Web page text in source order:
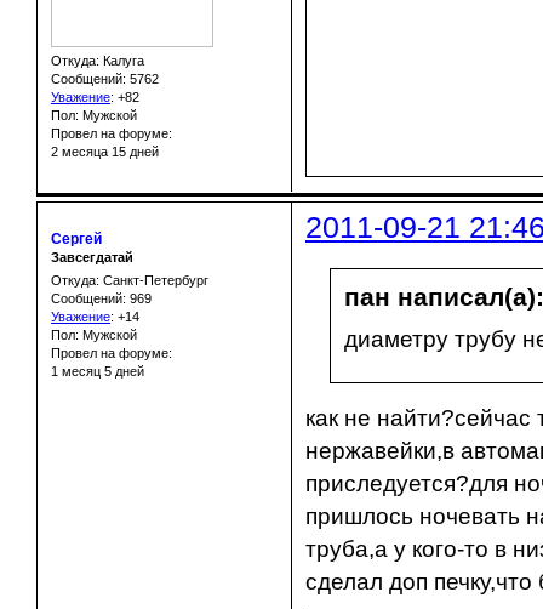
Откуда: Калуга
Сообщений: 5762
Уважение: +82
Пол: Мужской
Провел на форуме:
2 месяца 15 дней
2011-09-21
Сергей
Завсегдатай
Откуда: Санкт-Петербург
Сообщений: 969
Уважение: +14
Пол: Мужской
Провел на форуме:
1 месяц 5 дней
пан написал(а):
диаметру трубу
как не
нержавейки,в
приследуется?для
пришлось ночевать
труба,а у кого-то в
сделал доп